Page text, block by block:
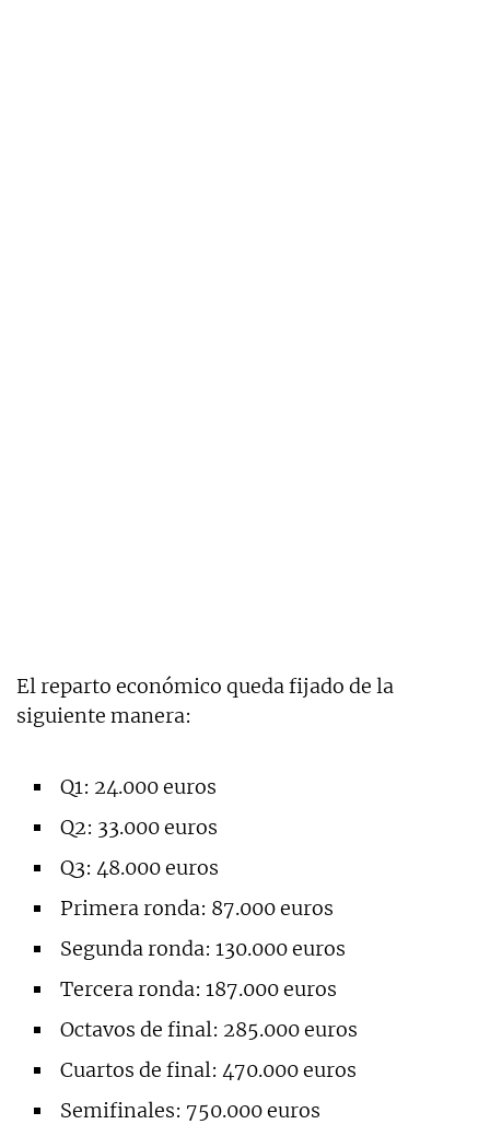
El reparto económico queda fijado de la
siguiente manera:
Q1: 24.000 euros
Q2: 33.000 euros
Q3: 48.000 euros
Primera ronda: 87.000 euros
Segunda ronda: 130.000 euros
Tercera ronda: 187.000 euros
Octavos de final: 285.000 euros
Cuartos de final: 470.000 euros
Semifinales: 750.000 euros